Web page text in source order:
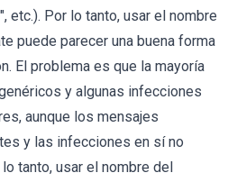
", etc.). Por lo tanto, usar el nombre
puede parecer una buena forma
El problema es que la mayoría
y algunas infecciones
aunque los mensajes
y las infecciones en sí no
tanto, usar el nombre del